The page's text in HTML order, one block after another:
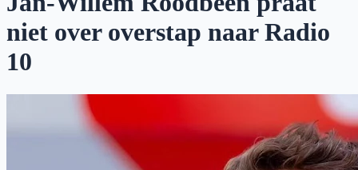
niet over overstap naar Radio
10